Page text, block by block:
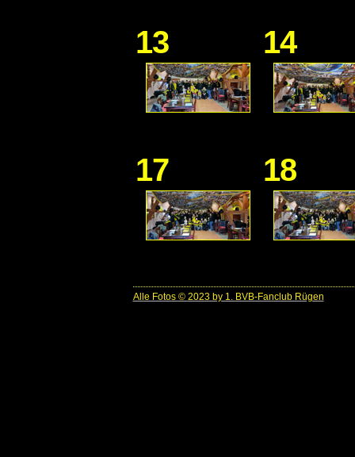
13 14
17 18
Alle Fotos © 2023 by 1. BVB-Fanclub Rügen